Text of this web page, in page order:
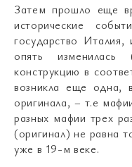
Затем прошло еще
исторические
государство
опять изменилась
конструкцию в
возникла еще одна,
оригинала, – т.е
разных мафии трех
(оригинал) не равна
уже в 19-м веке.